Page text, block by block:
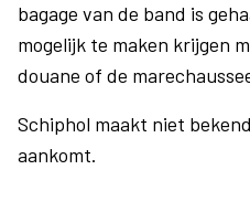
bagage van de band is
mogelijk te maken krijgen
douane of de
Schiphol maakt niet
aankomt.